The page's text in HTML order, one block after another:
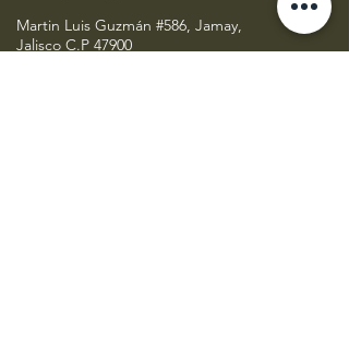
Martin Luis Guzmán #586, Jamay,
Jalisco C.P 47900